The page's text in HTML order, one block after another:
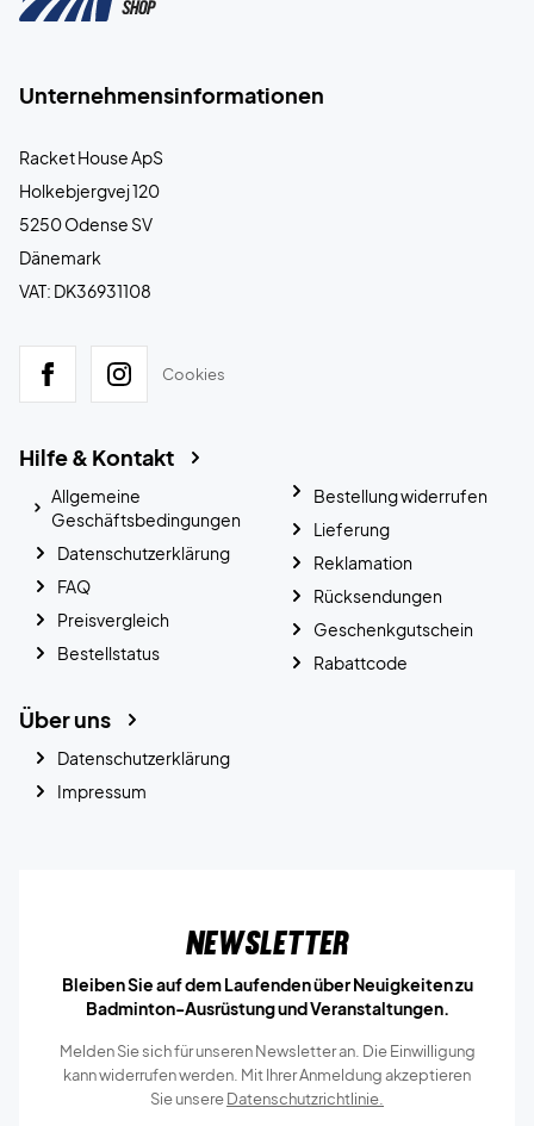
Unternehmensinformationen
Racket House ApS
Holkebjergvej 120
5250 Odense SV
Dänemark
VAT: DK36931108
Cookies
Hilfe & Kontakt
Allgemeine
Geschäftsbedingungen
Datenschutzerklärung
FAQ
Preisvergleich
Bestellstatus
Bestellung widerrufen
Lieferung
Reklamation
Rücksendungen
Geschenkgutschein
Rabattcode
Über uns
Datenschutzerklärung
Impressum
Newsletter
Bleiben Sie auf dem Laufenden über Neuigkeiten zu
Badminton-Ausrüstung und Veranstaltungen.
Melden Sie sich für unseren Newsletter an. Die Einwilligung
kann widerrufen werden. Mit Ihrer Anmeldung akzeptieren
Sie unsereDatenschutzrichtlinie.